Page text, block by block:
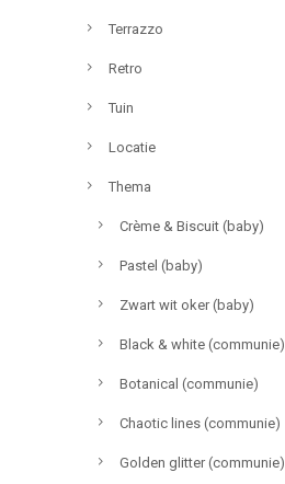
Terrazzo
Retro
Tuin
Locatie
Thema
Crème & Biscuit (baby)
Pastel (baby)
Zwart wit oker (baby)
Black & white (communie)
Botanical (communie)
Chaotic lines (communie)
Golden glitter (communie)